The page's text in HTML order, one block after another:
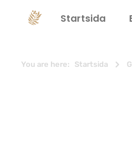
Hoppa till
Startsida
You are here: Startsida